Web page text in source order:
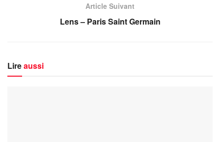
Article Suivant
Lens – Paris Saint Germain
Lireaussi